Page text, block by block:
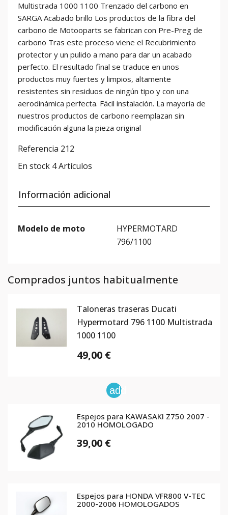
Multistrada 1000 1100 Trenzado del carbono en
SARGA Acabado brillo Los productos de la fibra del
carbono de Motooparts se fabrican con Pre-Preg de
carbono Tras este proceso viene el Recubrimiento
protector y un pulido a mano para dar un acabado
perfecto. El resultado final se traduce en unos
productos muy fuertes y limpios, altamente
resistentes sin residuos de ningún tipo y con una
aerodinámica perfecta. Fácil instalación. La mayoría de
nuestros productos de carbono reemplazan sin
modificación alguna la pieza original
Referencia 212
En stock 4 Artículos
Información adicional
Modelo de moto
HYPERMOTARD
796/1100
Comprados juntos habitualmente
Taloneras traseras Ducati
Hypermotard 796 1100 Multistrada
1000 1100
49,00 €
add
Espejos para KAWASAKI Z750 2007 -
2010 HOMOLOGADO
39,00 €
Espejos para HONDA VFR800 V-TEC
2000-2006 HOMOLOGADOS